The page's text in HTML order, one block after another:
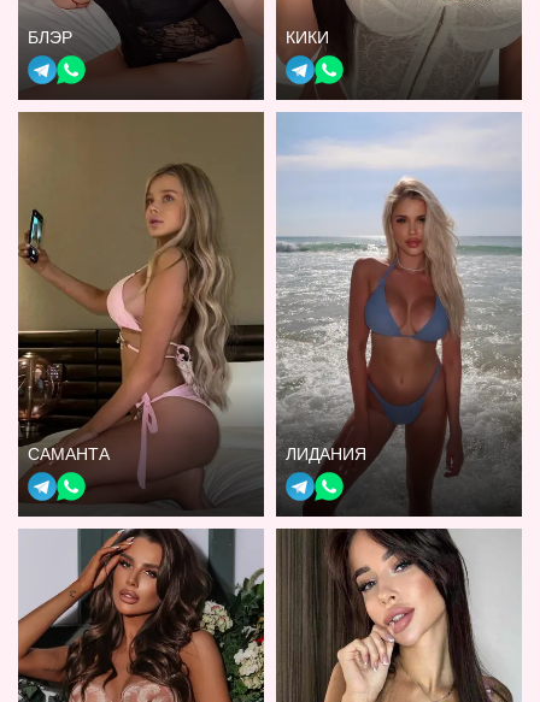
БЛЭР КИКИ
САМАНТА ЛИДАНИЯ